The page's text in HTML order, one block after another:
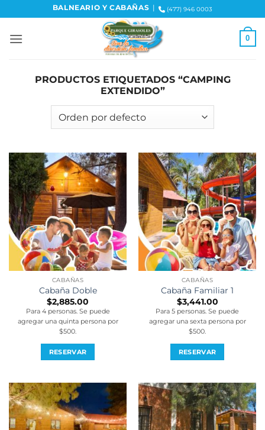
to
content
BALNEARIO Y CABAÑAS | (477) 946 0003
0
PRODUCTOS ETIQUETADOS “CAMPING
EXTENDIDO”
CABAÑAS
Cabaña Doble
$2,885.00
Para 4 personas. Se puede
agregar una quinta persona por
$500.
RESERVAR
CABAÑAS
Cabaña Familiar 1
$3,441.00
Para 5 personas. Se puede
agregar una sexta persona por
$500.
RESERVAR